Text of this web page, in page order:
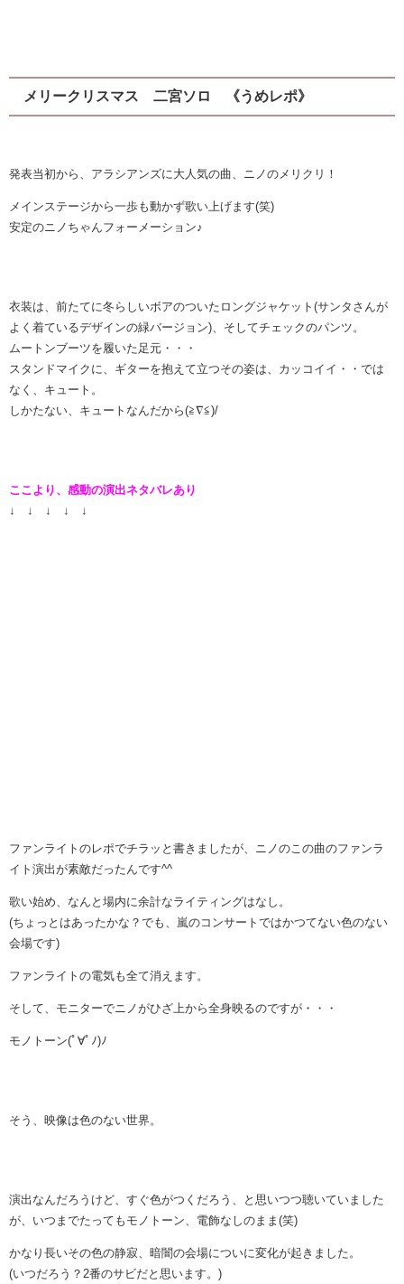
メリークリスマス 二宮ソロ 《うめレポ》
発表当初から、アラシアンズに大人気の曲、ニノのメリクリ！
メインステージから一歩も動かず歌い上げます(笑)
安定のニノちゃんフォーメーション♪
衣装は、前たてに冬らしいボアのついたロングジャケット(サンタさんが
よく着ているデザインの緑バージョン)、そしてチェックのパンツ。
ムートンブーツを履いた足元・・・
スタンドマイクに、ギターを抱えて立つその姿は、カッコイイ・・では
なく、キュート。
しかたない、キュートなんだから(≧∇≦)/
ここより、感動の演出ネタバレあり
↓ ↓ ↓ ↓ ↓
ファンライトのレポでチラッと書きましたが、ニノのこの曲のファンラ
イト演出が素敵だったんです^^
歌い始め、なんと場内に余計なライティングはなし。
(ちょっとはあったかな？でも、嵐のコンサートではかつてない色のない
会場です)
ファンライトの電気も全て消えます。
そして、モニターでニノがひざ上から全身映るのですが・・・
モノトーン(ﾟ∀ﾟﾉ)ﾉ
そう、映像は色のない世界。
演出なんだろうけど、すぐ色がつくだろう、と思いつつ聴いていました
が、いつまでたってもモノトーン、電飾なしのまま(笑)
かなり長いその色の静寂、暗闇の会場についに変化が起きました。
(いつだろう？2番のサビだと思います。)